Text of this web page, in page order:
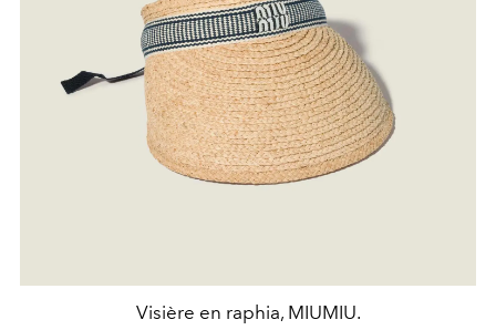
Visière en raphia, MIUMIU.